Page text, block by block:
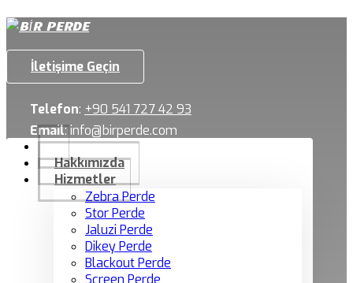
İletişime Geçin
Telefon: +90 541 727 42 93
Email:info@birperde.com
Hakkımızda
Hizmetler
Zebra Perde
Stor Perde
Jaluzi Perde
Dikey Perde
Blackout Perde
Screen Perde